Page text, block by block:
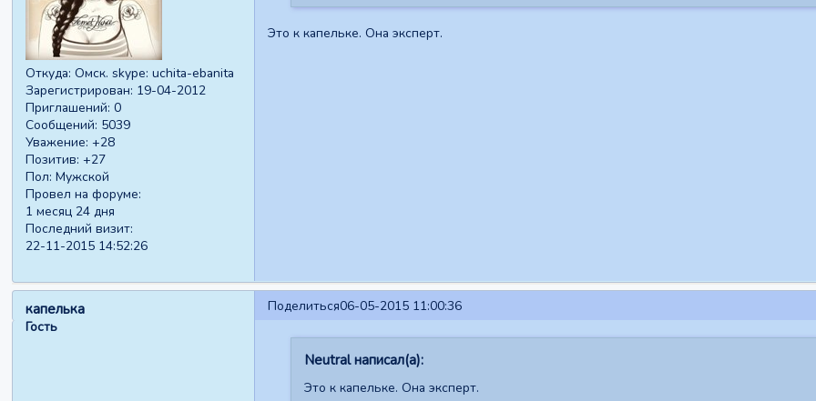
Откуда: Омск. skype: uchita-ebanita
Зарегистрирован: 19-04-2012
Приглашений: 0
Сообщений: 5039
Уважение: +28
Позитив: +27
Пол: Мужской
Провел на форуме:
1 месяц 24 дня
Последний визит:
22-11-2015 14:52:26
Это к капельке. Она эксперт.
Поделиться06-05-2015 11:00:36
капелька
Гость
Neutral написал(а):
Это к капельке. Она эксперт.